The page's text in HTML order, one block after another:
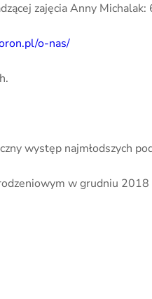
zajęcia Anny
o-nas/
występ najmłodszych
w grudniu 2018